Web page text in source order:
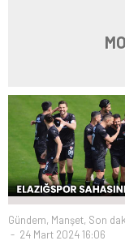
Gündem, Manşet, Son
24 Mart 2024 16:06